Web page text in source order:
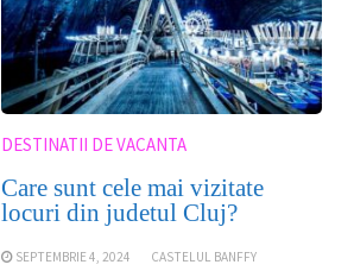
DESTINATII DE VACANTA
Care sunt cele mai vizitate
locuri din judetul Cluj?
SEPTEMBRIE 4, 2024
CASTELUL BANFFY